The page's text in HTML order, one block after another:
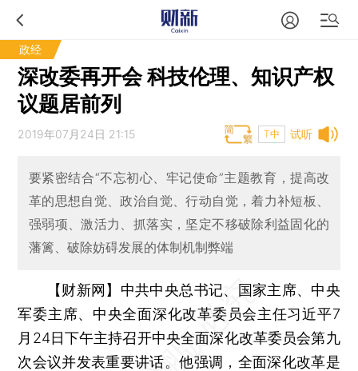
政经
深改委再开会 科技伦理、知识产权
议题居前列
试听
2019年07月24日 21:15 T中
要紧密结合“不忘初心、牢记使命”主题教育，提高改
革的思想自觉、政治自觉、行动自觉，着力补短板、
强弱项、激活力、抓落实，坚定不移破除利益固化的
藩篱、破除妨碍发展的体制机制弊端
【财新网】 中共中央总书记、国家主席、中央
军委主席、中央全面深化改革委员会主任习近平7
月24日下午主持召开中央全面深化改革委员会第九
次会议并发表重要讲话。他强调，全面深化改革是